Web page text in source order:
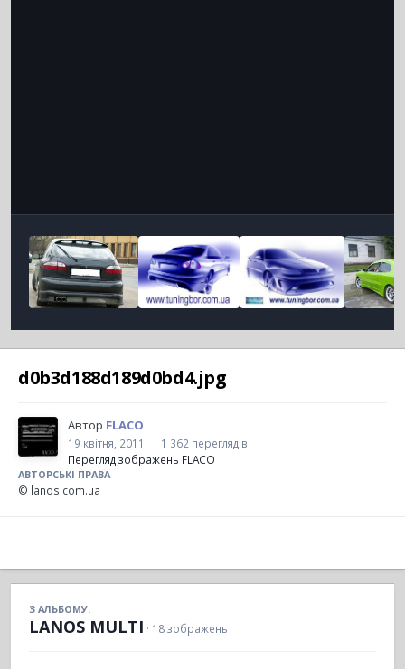
d0b3d188d189d0bd4.jpg
Автор FLACO
19 квітня, 2011
1 362 переглядів
Перегляд зображень FLACO
АВТОРСЬКІ ПРАВА
© lanos.com.ua
З АЛЬБОМУ:
LANOS MULTI · 18 зображень